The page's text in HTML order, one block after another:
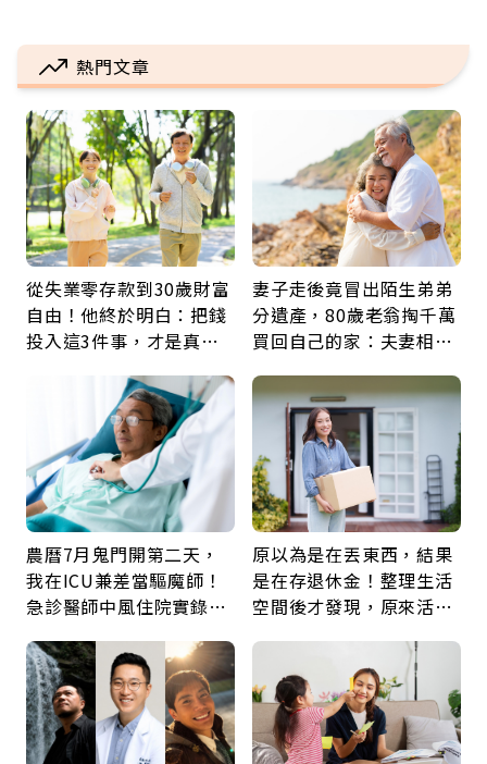
熱門文章
從失業零存款到30歲財富
自由！他終於明白：把錢
投入這3件事，才是真正
妻子走後竟冒出陌生弟弟
分遺產，80歲老翁掏千萬
買回自己的家：夫妻相守
農曆7月鬼門開第二天，
我在ICU兼差當驅魔師！
急診醫師中風住院實錄：
原以為是在丟東西，結果
是在存退休金！整理生活
空間後才發現，原來活得